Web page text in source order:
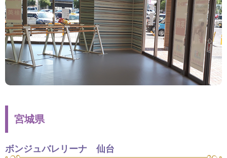
宮城県
ボンジュバレリーナ 仙台